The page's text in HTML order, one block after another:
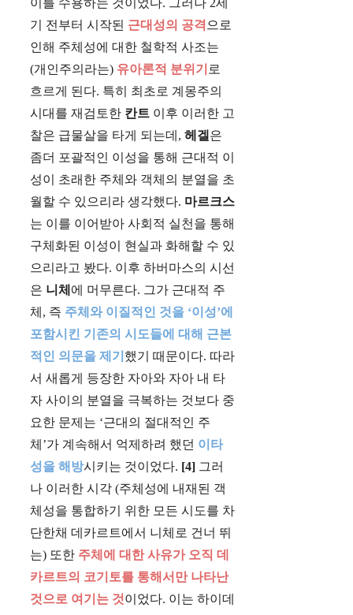
기 전부터 시작된 근대성의 공격 으로
인해 주체성에 대한 철학적 사조는
(개인주의라는) 유아론적 분위기 로
흐르게 된다. 특히 최초로 계몽주의
시대를 재검토한 칸트 이후 이러한 고
찰은 급물살을 타게 되는데, 헤겔 은
좀더 포괄적인 이성을 통해 근대적 이
성이 초래한 주체와 객체의 분열을 초
월할 수 있으리라 생각했다. 마르크스
는 이를 이어받아 사회적 실천을 통해
구체화된 이성이 현실과 화해할 수 있
으리라고 봤다. 이후 하버마스의 시선
은 니체 에 머무른다. 그가 근대적 주
체, 즉 주체와 이질적인 것을 ‘이성’에
포함시킨 기존의 시도들에 대해 근본
적인 의문을 제기 했기 때문이다. 따라
서 새롭게 등장한 자아와 자아 내 타
자 사이의 분열을 극복하는 것보다 중
요한 문제는 ‘근대의 절대적인 주
체’가 계속해서 억제하려 했던 이타
성을 해방시키는 것이었다. [4] 그러
나 이러한 시각 (주체성에 내재된 객
체성을 통합하기 위한 모든 시도를 차
단한채 데카르트에서 니체로 건너 뛰
는) 또한 주체에 대한 사유가 오직 데
카르트의 코기토를 통해서만 나타난
것으로 여기는 것이었다. 이는 하이데